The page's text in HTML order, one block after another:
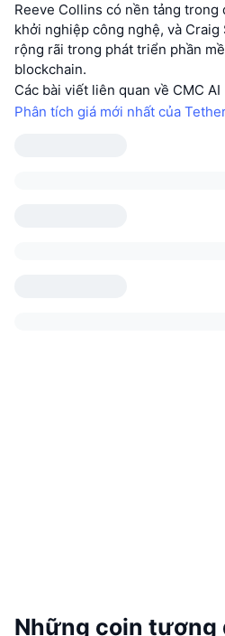
Reeve Collins có nền tảng trong
khởi nghiệp công nghệ, và
rộng rãi trong phát triển phần
blockchain.
Các bài viết liên quan về CMC AI
Phân tích giá mới nhất của
Những coin tương